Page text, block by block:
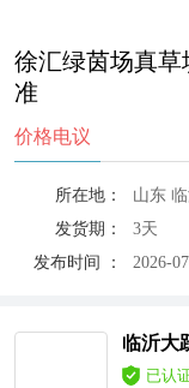
徐汇绿茵场真
准
价格电议
所在地：
山东
发货期：
3天
发布时间 ：
2026-
临沂大
已认